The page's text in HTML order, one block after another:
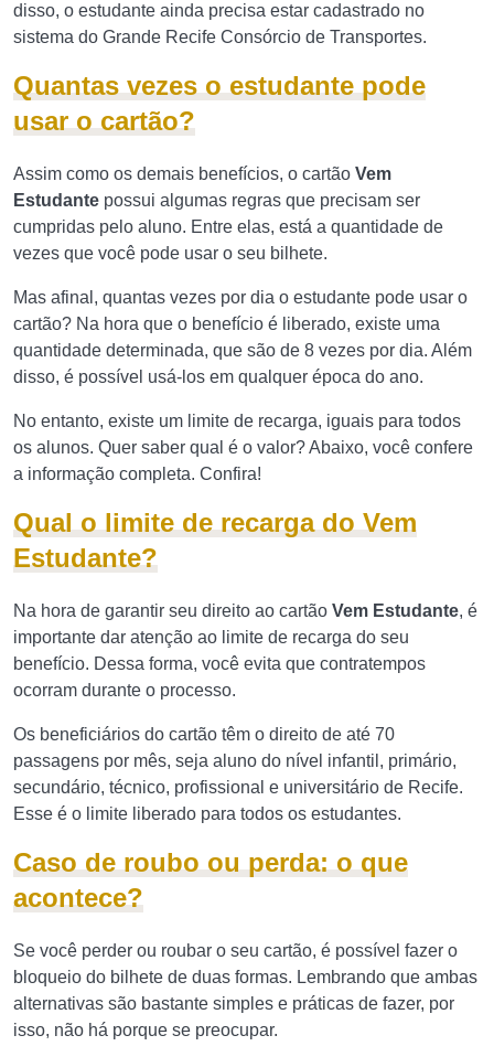
disso, o estudante ainda precisa estar cadastrado no
sistema do Grande Recife Consórcio de Transportes.
Quantas vezes o estudante pode
usar o cartão?
Assim como os demais benefícios, o cartão Vem
Estudante possui algumas regras que precisam ser
cumpridas pelo aluno. Entre elas, está a quantidade de
vezes que você pode usar o seu bilhete.
Mas afinal, quantas vezes por dia o estudante pode usar o
cartão? Na hora que o benefício é liberado, existe uma
quantidade determinada, que são de 8 vezes por dia. Além
disso, é possível usá-los em qualquer época do ano.
No entanto, existe um limite de recarga, iguais para todos
os alunos. Quer saber qual é o valor? Abaixo, você confere
a informação completa. Confira!
Qual o limite de recarga do Vem
Estudante?
Na hora de garantir seu direito ao cartão Vem Estudante, é
importante dar atenção ao limite de recarga do seu
benefício. Dessa forma, você evita que contratempos
ocorram durante o processo.
Os beneficiários do cartão têm o direito de até 70
passagens por mês, seja aluno do nível infantil, primário,
secundário, técnico, profissional e universitário de Recife.
Esse é o limite liberado para todos os estudantes.
Caso de roubo ou perda: o que
acontece?
Se você perder ou roubar o seu cartão, é possível fazer o
bloqueio do bilhete de duas formas. Lembrando que ambas
alternativas são bastante simples e práticas de fazer, por
isso, não há porque se preocupar.